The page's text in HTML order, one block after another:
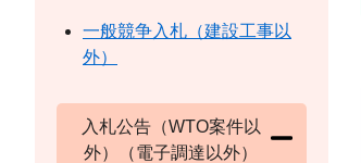
一般競争入札（建設工事以
外）
入札公告（WTO案件以
外）（電子調達以外）